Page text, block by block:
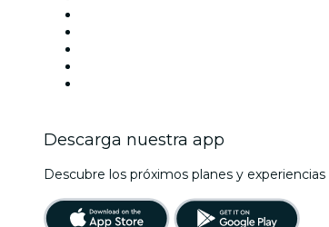
Descarga nuestra app
Descubre los próximos planes y